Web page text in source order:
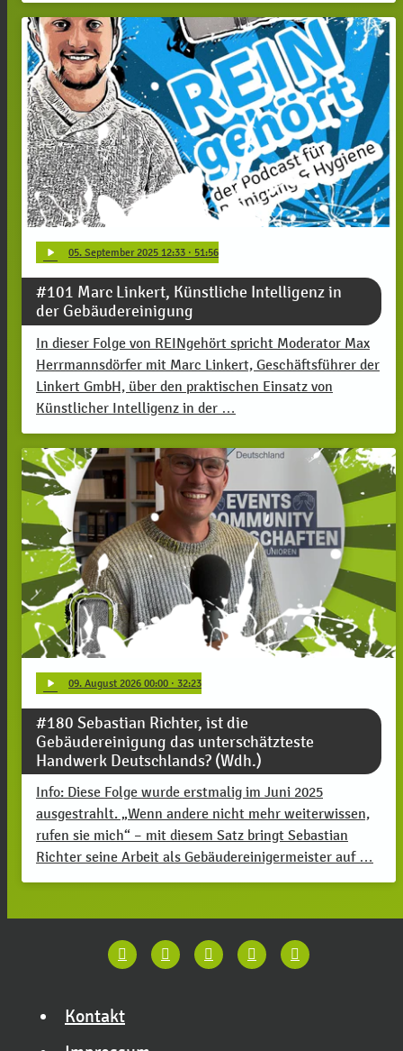
play_arrow 05. September 2025 12:33 · 51:56
#101 Marc Linkert, Künstliche Intelligenz in
der Gebäudereinigung
In dieser Folge von REINgehört spricht Moderator Max
Herrmannsdörfer mit Marc Linkert, Geschäftsführer der
Linkert GmbH, über den praktischen Einsatz von
Künstlicher Intelligenz in der …
play_arrow 09. August 2026 00:00 · 32:23
#180 Sebastian Richter, ist die
Gebäudereinigung das unterschätzteste
Handwerk Deutschlands? (Wdh.)
Info: Diese Folge wurde erstmalig im Juni 2025
ausgestrahlt. „Wenn andere nicht mehr weiterwissen,
rufen sie mich“ – mit diesem Satz bringt Sebastian
Richter seine Arbeit als Gebäudereinigermeister auf …
Kontakt